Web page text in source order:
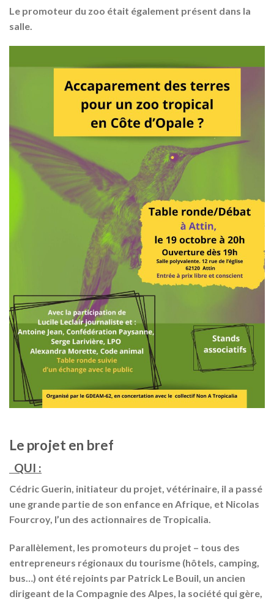
Le promoteur du zoo était également présent dans la
salle.
Le projet en bref
QUI :
Cédric Guerin, initiateur du projet, vétérinaire, il a passé
une grande partie de son enfance en Afrique, et Nicolas
Fourcroy, l’un des actionnaires de Tropicalia.
Parallèlement, les promoteurs du projet – tous des
entrepreneurs régionaux du tourisme (hôtels, camping,
bus…) ont été rejoints par Patrick Le Bouil, un ancien
dirigeant de la Compagnie des Alpes, la société qui gère,